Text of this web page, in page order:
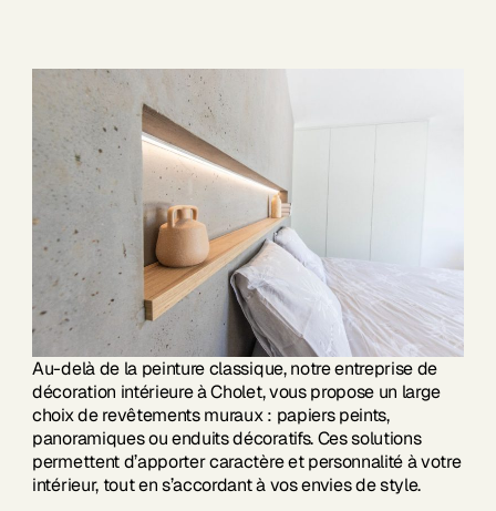
Au-delà de la peinture classique, notre entreprise de
décoration intérieure à Cholet, vous propose un large
choix de revêtements muraux : papiers peints,
panoramiques ou enduits décoratifs. Ces solutions
permettent d’apporter caractère et personnalité à votre
intérieur, tout en s’accordant à vos envies de style.